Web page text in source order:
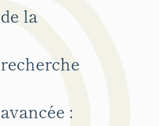
de la
recherche
avancée :